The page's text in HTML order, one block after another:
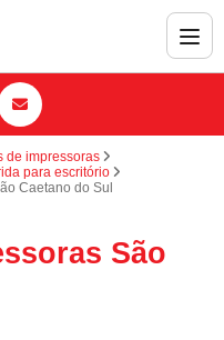
de impressoras
para escritório
Caetano do Sul
São